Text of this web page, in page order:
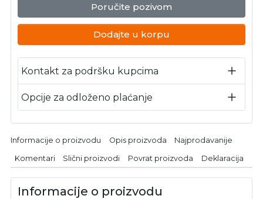
Poručite pozivom
Dodajte u korpu
Kontakt za podršku kupcima
Opcije za odloženo plaćanje
Informacije o proizvodu Opis proizvoda Najprodavanije
Komentari Slični proizvodi Povrat proizvoda Deklaracija
Informacije o proizvodu